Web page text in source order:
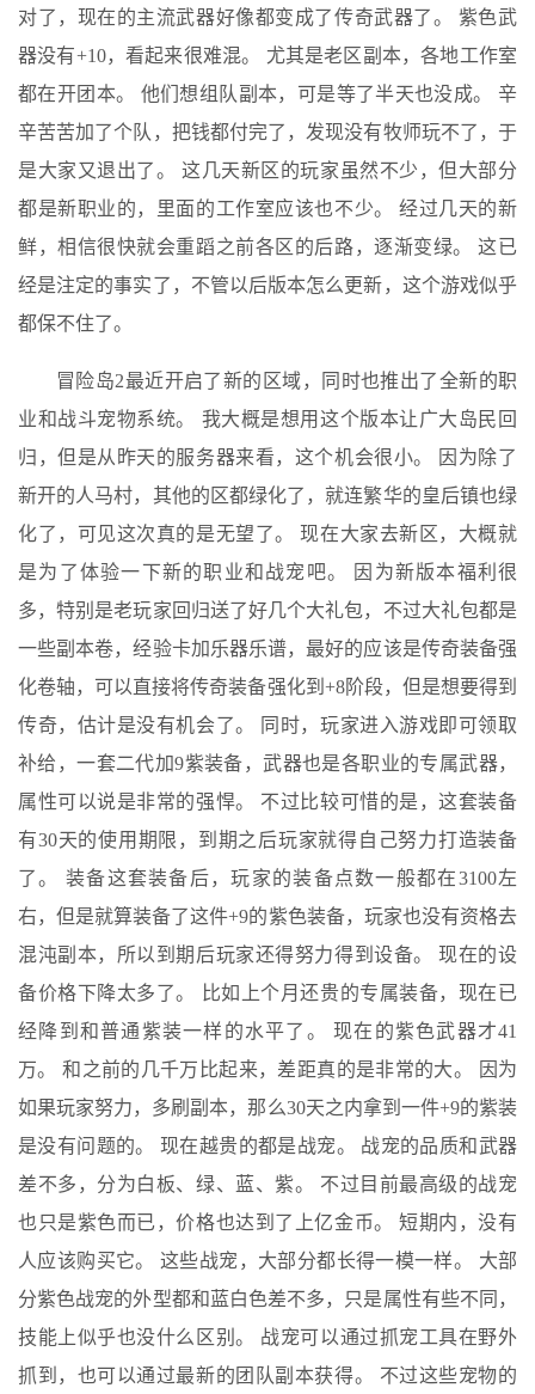
对了，现在的主流武器好像都变成了传奇武器了。 紫色武
器没有+10，看起来很难混。 尤其是老区副本，各地工作室
都在开团本。 他们想组队副本，可是等了半天也没成。 辛
辛苦苦加了个队，把钱都付完了，发现没有牧师玩不了，于
是大家又退出了。 这几天新区的玩家虽然不少，但大部分
都是新职业的，里面的工作室应该也不少。 经过几天的新
鲜，相信很快就会重蹈之前各区的后路，逐渐变绿。 这已
经是注定的事实了，不管以后版本怎么更新，这个游戏似乎
都保不住了。
冒险岛2最近开启了新的区域，同时也推出了全新的职
业和战斗宠物系统。 我大概是想用这个版本让广大岛民回
归，但是从昨天的服务器来看，这个机会很小。 因为除了
新开的人马村，其他的区都绿化了，就连繁华的皇后镇也绿
化了，可见这次真的是无望了。 现在大家去新区，大概就
是为了体验一下新的职业和战宠吧。 因为新版本福利很
多，特别是老玩家回归送了好几个大礼包，不过大礼包都是
一些副本卷，经验卡加乐器乐谱，最好的应该是传奇装备强
化卷轴，可以直接将传奇装备强化到+8阶段，但是想要得到
传奇，估计是没有机会了。 同时，玩家进入游戏即可领取
补给，一套二代加9紫装备，武器也是各职业的专属武器，
属性可以说是非常的强悍。 不过比较可惜的是，这套装备
有30天的使用期限，到期之后玩家就得自己努力打造装备
了。 装备这套装备后，玩家的装备点数一般都在3100左
右，但是就算装备了这件+9的紫色装备，玩家也没有资格去
混沌副本，所以到期后玩家还得努力得到设备。 现在的设
备价格下降太多了。 比如上个月还贵的专属装备，现在已
经降到和普通紫装一样的水平了。 现在的紫色武器才41
万。 和之前的几千万比起来，差距真的是非常的大。 因为
如果玩家努力，多刷副本，那么30天之内拿到一件+9的紫装
是没有问题的。 现在越贵的都是战宠。 战宠的品质和武器
差不多，分为白板、绿、蓝、紫。 不过目前最高级的战宠
也只是紫色而已，价格也达到了上亿金币。 短期内，没有
人应该购买它。 这些战宠，大部分都长得一模一样。 大部
分紫色战宠的外型都和蓝白色差不多，只是属性有些不同，
技能上似乎也没什么区别。 战宠可以通过抓宠工具在野外
抓到，也可以通过最新的团队副本获得。 不过这些宠物的